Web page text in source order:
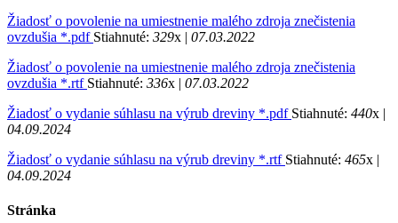
Žiadosť o povolenie na umiestnenie malého zdroja znečistenia
ovzdušia *.pdf Stiahnuté: 329x | 07.03.2022
Žiadosť o povolenie na umiestnenie malého zdroja znečistenia
ovzdušia *.rtf Stiahnuté: 336x | 07.03.2022
Žiadosť o vydanie súhlasu na výrub dreviny *.pdf Stiahnuté: 440x |
04.09.2024
Žiadosť o vydanie súhlasu na výrub dreviny *.rtf Stiahnuté: 465x |
04.09.2024
Stránka